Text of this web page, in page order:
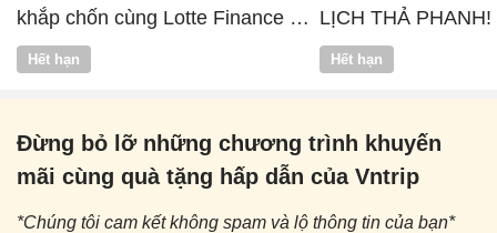
khắp chốn cùng Lotte Finance x
Vntrip
Hết hạn
LỊCH THẢ PHANH!
Hết hạn
Đừng bỏ lỡ những chương trình khuyến
mãi cùng quà tặng hấp dẫn của Vntrip
*Chúng tôi cam kết không spam và lộ thông tin của bạn*